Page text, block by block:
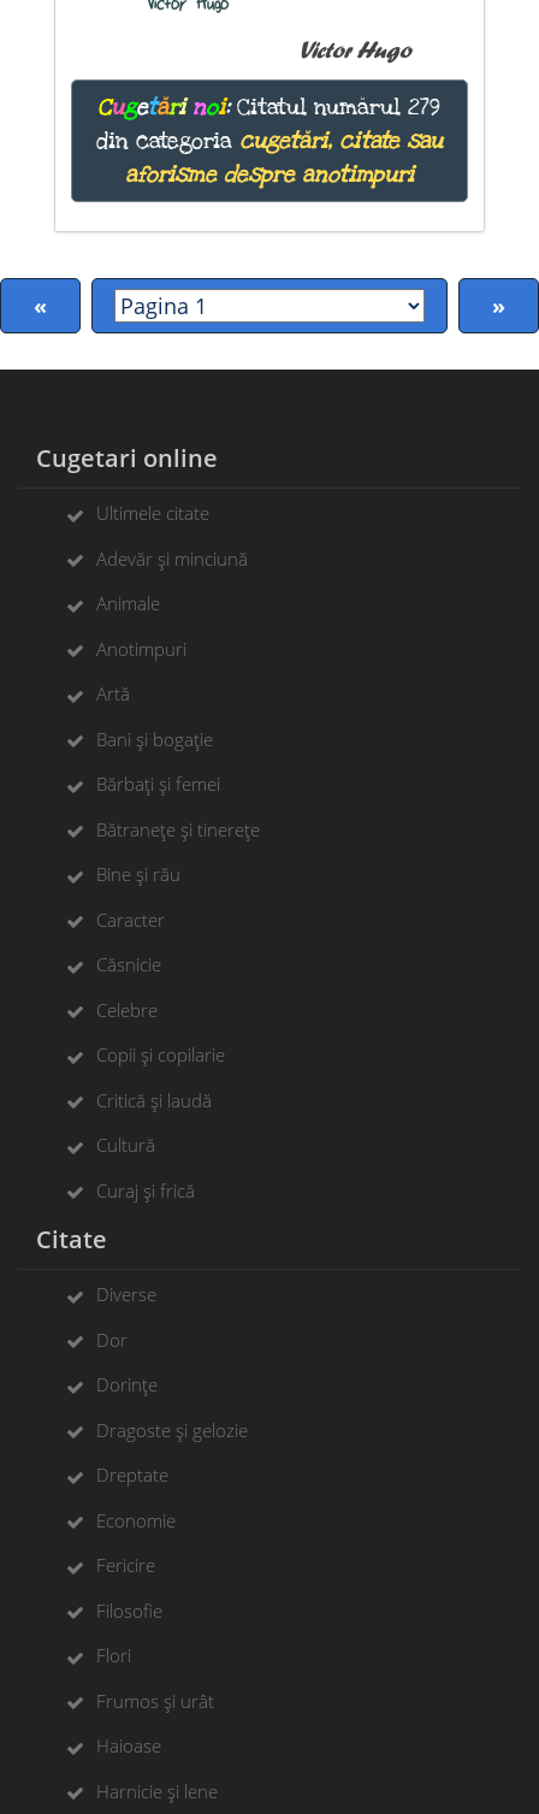
Victor Hugo
Cugetări noi:Citatul numărul 279
din categoria cugetări, citate sau
aforisme despre anotimpuri
« »
Cugetari online
Ultimele citate
Adevăr și minciună
Animale
Anotimpuri
Artă
Bani și bogație
Bărbați și femei
Bătranețe și tinerețe
Bine și rău
Caracter
Căsnicie
Celebre
Copii și copilarie
Critică și laudă
Cultură
Curaj și frică
Citate
Diverse
Dor
Dorințe
Dragoste și gelozie
Dreptate
Economie
Fericire
Filosofie
Flori
Frumos și urât
Haioase
Harnicie și lene